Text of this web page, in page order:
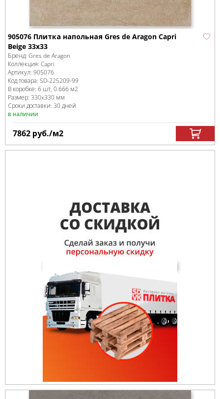
905076 Плитка напольная Gres de Aragon Capri
Beige 33x33
Бренд: Gres de Aragon
Коллекция: Capri
Артикул: 905076
Код товара: SD-225209-99
В коробке: 6 шт, 0.666 м2
Размер: 330x330 мм
Сроки доставки: 30 дней
в наличии
7862 руб./м2